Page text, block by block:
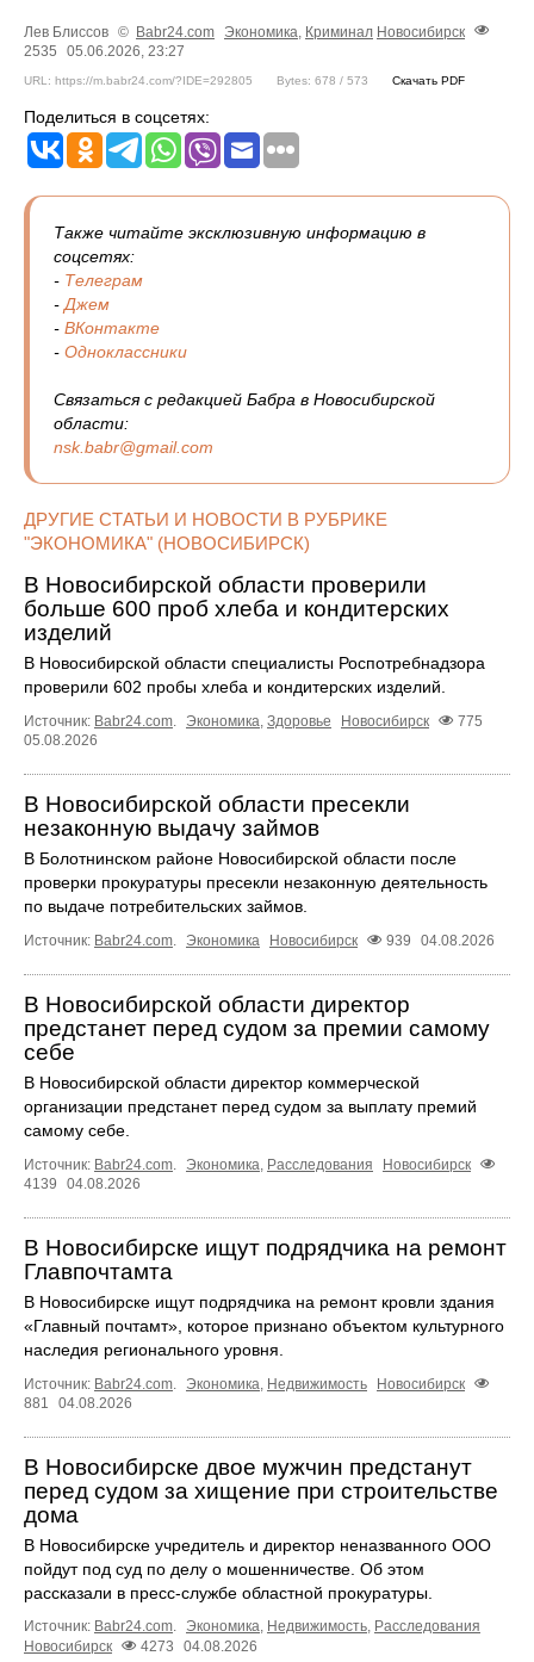
Лев Блиссов © Babr24.com Экономика Криминал Новосибирск
2535
05.06.2026, 23:27
URL: https://m.babr24.com/?IDE=292805 Bytes: 678 / 573 Скачать PDF
Поделиться в соцсетях:
Также читайте эксклюзивную информацию в
соцсетях:
- Телеграм
- Джем
- ВКонтакте
- Одноклассники
Связаться с редакцией Бабра в Новосибирской
области:
nsk.babr@gmail.com
ДРУГИЕ СТАТЬИ И НОВОСТИ В РУБРИКЕ
"ЭКОНОМИКА" (НОВОСИБИРСК)
В Новосибирской области проверили
больше 600 проб хлеба и кондитерских
изделий
В Новосибирской области специалисты Роспотребнадзора
проверили 602 пробы хлеба и кондитерских изделий.
Источник: Babr24.com Экономика Здоровье Новосибирск
775
05.08.2026
В Новосибирской области пресекли
незаконную выдачу займов
В Болотнинском районе Новосибирской области после
проверки прокуратуры пресекли незаконную деятельность
по выдаче потребительских займов.
Источник: Babr24.com Экономика Новосибирск 939 04.08.2026
В Новосибирской области директор
предстанет перед судом за премии самому
себе
В Новосибирской области директор коммерческой
организации предстанет перед судом за выплату премий
самому себе.
Источник: Babr24.com. Экономика, Расследования
Новосибирск
4139
04.08.2026
В Новосибирске ищут подрядчика на ремонт
Главпочтамта
В Новосибирске ищут подрядчика на ремонт кровли здания
«Главный почтамт», которое признано объектом культурного
наследия регионального уровня.
Источник: Babr24.com. Экономика, Недвижимость
Новосибирск
881
04.08.2026
В Новосибирске двое мужчин предстанут
перед судом за хищение при строительстве
дома
В Новосибирске учредитель и директор неназванного ООО
пойдут под суд по делу о мошенничестве. Об этом
рассказали в пресс-службе областной прокуратуры.
Источник: Babr24.com. Экономика, Недвижимость, Расследования
Новосибирск
4273 04.08.2026